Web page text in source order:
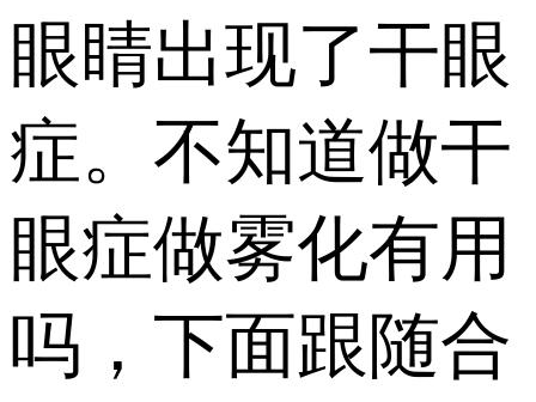
眼睛出现了干眼
症。不知道做干
眼症做雾化有用
吗，下面跟随合